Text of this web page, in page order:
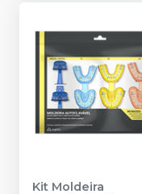
Kit Moldeira